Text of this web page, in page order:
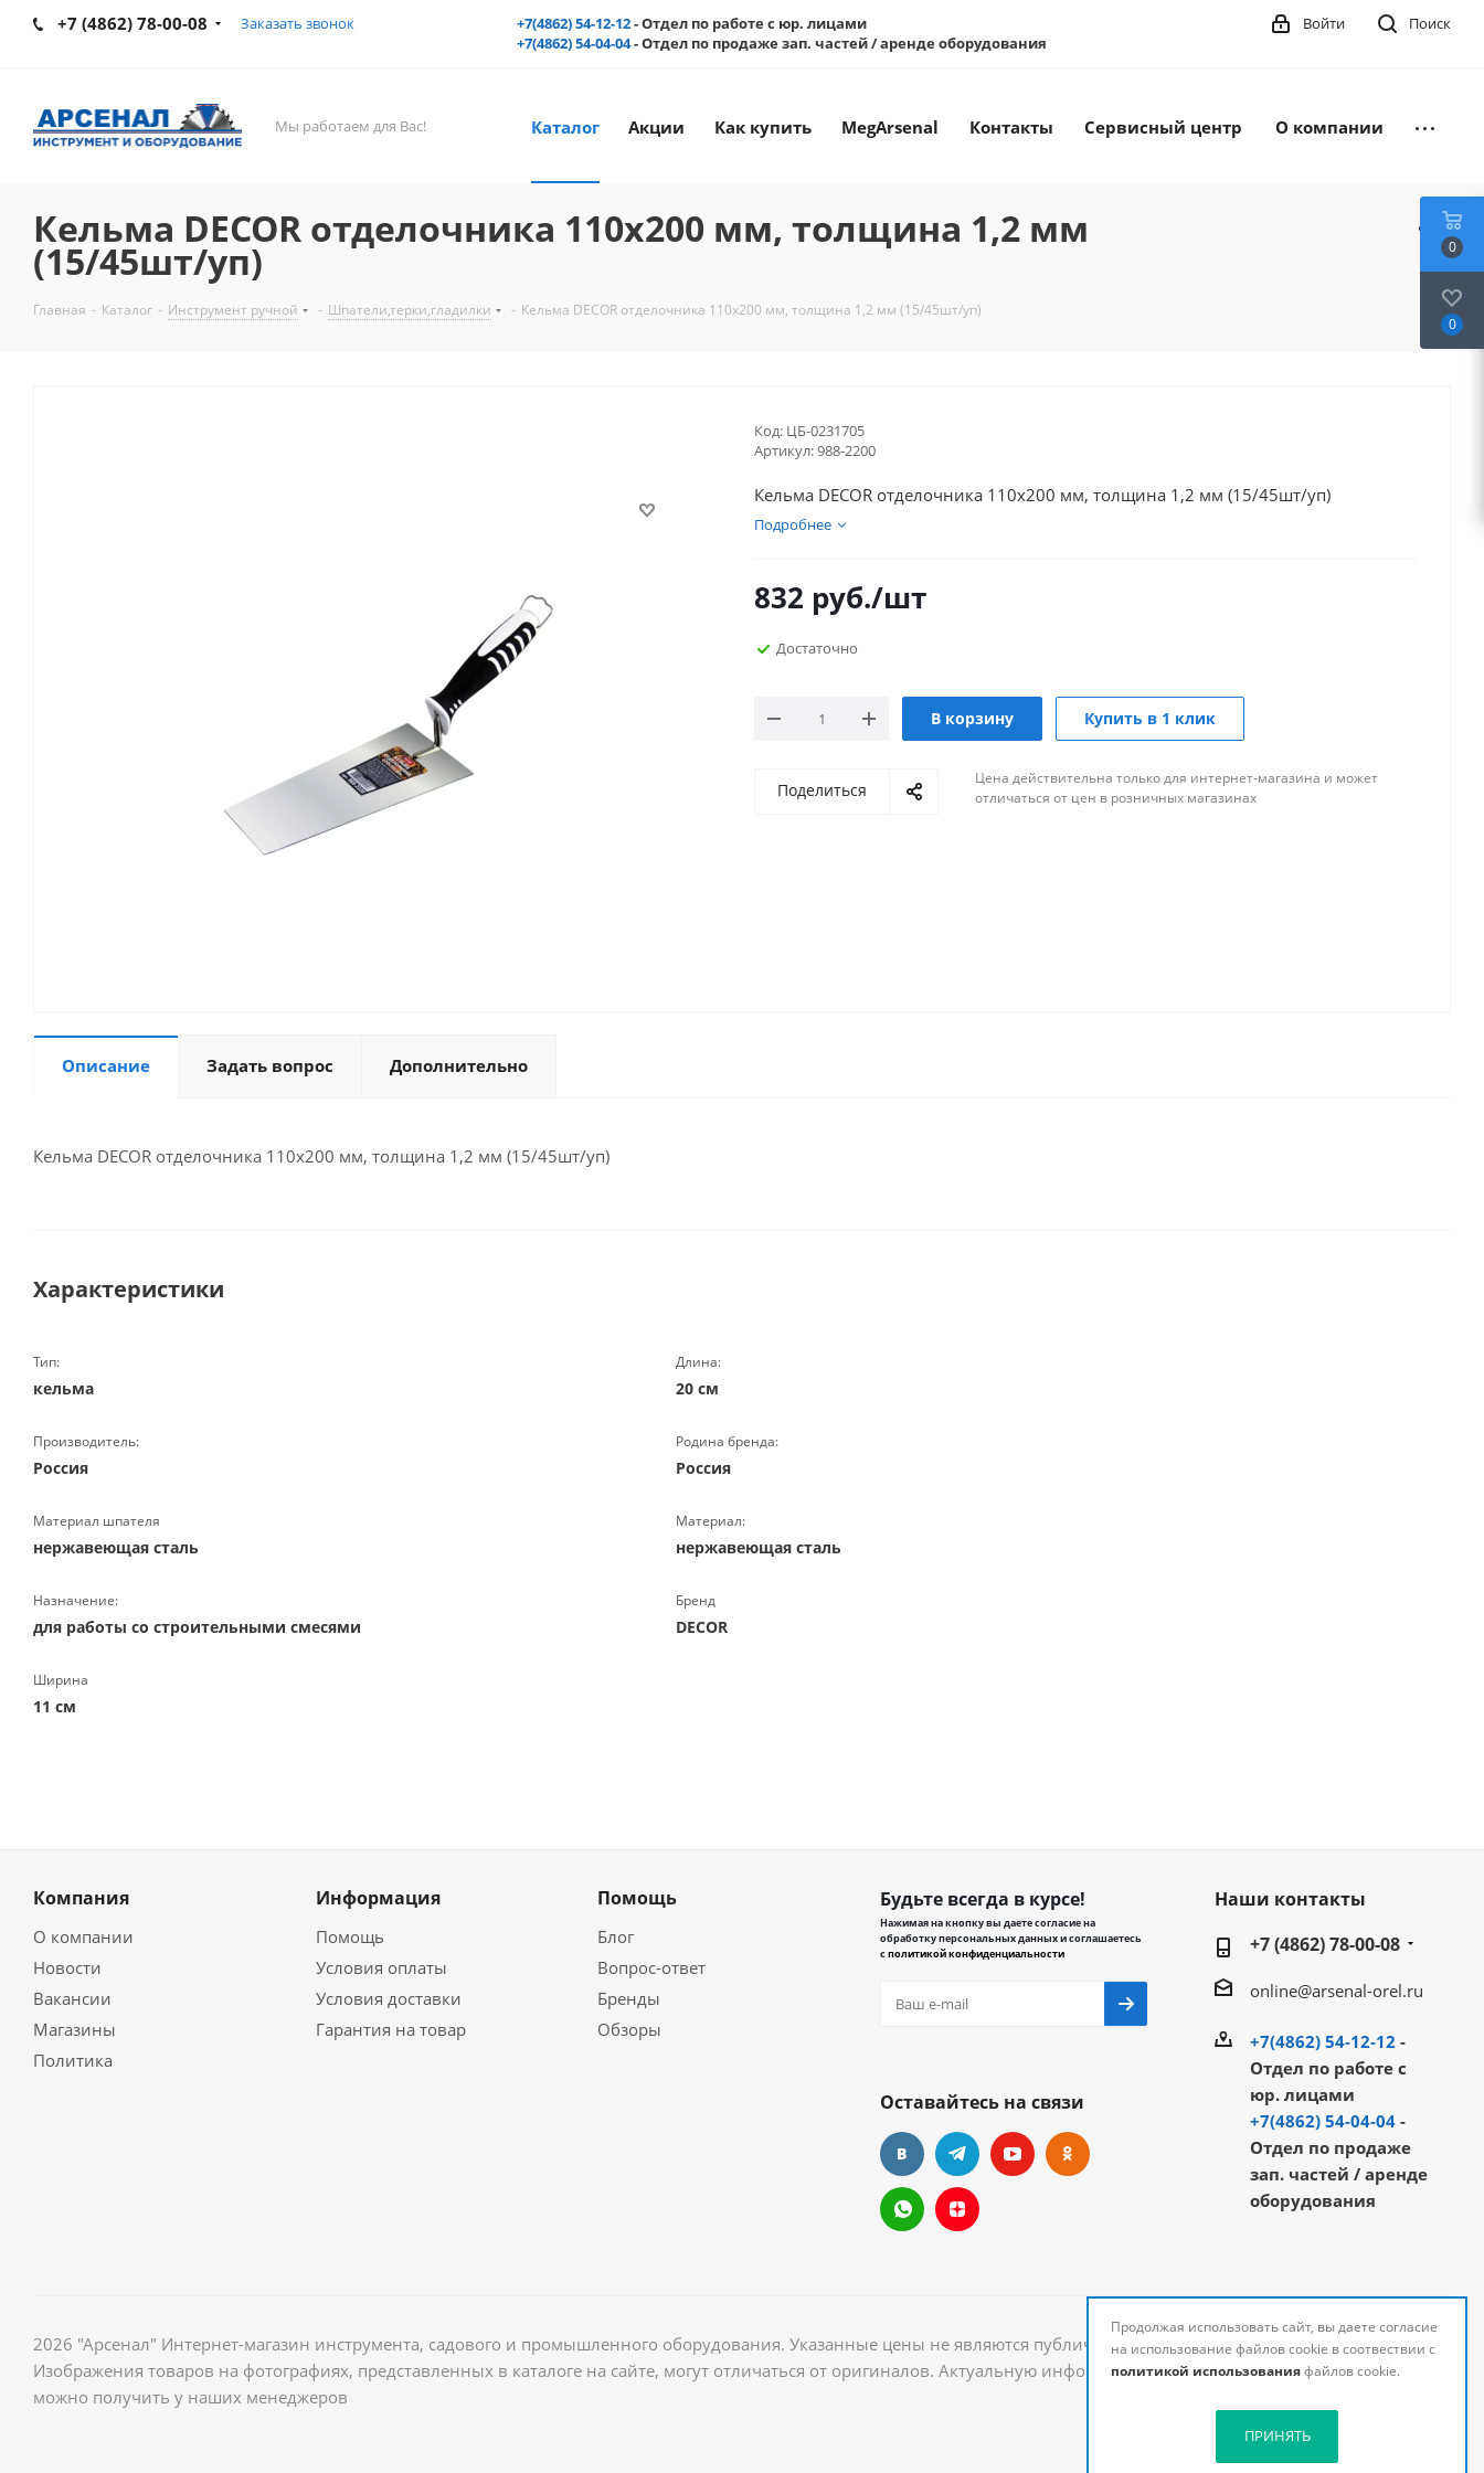
+7 (4862) 78-00-08 Заказать звонок +7(4862) 54-12-12- Отдел по работе с юр. лицами
+7(4862) 54-04-04- Отдел по продаже зап. частей / аренде оборудования
Поиск
Войти
Мы работаем для Вас! Каталог Акции Как купить MegArsenal Контакты Сервисный центр О компании
Кельма DECOR отделочника 110х200 мм, толщина 1,2 мм
(15/45шт/уп)
Главная - Каталог - Инструмент ручной - Шпатели,терки,гладилки - Кельма DECOR отделочника 110х200 мм, толщина 1,2 мм (15/45шт/уп)
Код: ЦБ-0231705
Артикул:988-2200
Кельма DECOR отделочника 110х200 мм, толщина 1,2 мм (15/45шт/уп)
Подробнее
832 руб./шт
Достаточно
В корзину Купить в 1 клик
Поделиться
Цена действительна только для интернет-магазина и может
отличаться от цен в розничных магазинах
Описание Задать вопрос Дополнительно
Кельма DECOR отделочника 110х200 мм, толщина 1,2 мм (15/45шт/уп)
Характеристики
Тип:
кельма
Длина:
20 см
Производитель:
Россия
Родина бренда:
Россия
Материал шпателя
нержавеющая сталь
Материал:
нержавеющая сталь
Назначение:
для работы со строительными смесями
Бренд
DECOR
Ширина
11 см
Компания
О компании
Новости
Вакансии
Магазины
Политика
Информация
Помощь
Условия оплаты
Условия доставки
Гарантия на товар
Помощь
Блог
Вопрос-ответ
Бренды
Обзоры
Будьте всегда в курсе!
Нажимая на кнопку вы даете согласие на
обработку персональных данных и соглашаетесь
сполитикой конфиденциальности
Оставайтесь на связи
Наши контакты
+7 (4862) 78-00-08
online@arsenal-orel.ru
+7(4862) 54-12-12 -
Отдел по работе с
юр. лицами
+7(4862) 54-04-04-
Отдел по продаже
зап. частей / аренде
оборудования
2026 "Арсенал" Интернет-магазин инструмента, садового и промышленного оборудования. Указанные цены не являются публичной офертой и могут быть изменены.
Изображения товаров на фотографиях, представленных в каталоге на сайте, могут отличаться от оригиналов. Актуальную информацию о стоимости и наличии товаров
можно получить у наших менеджеров
0
0
Продолжая использовать сайт, вы даете согласие
на использование файлов cookie в соотвествии с
политикой использованияфайлов cookie.
ПРИНЯТЬ